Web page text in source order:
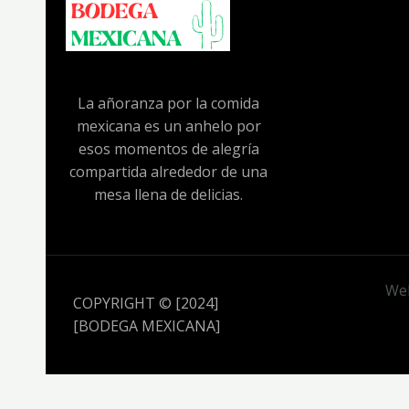
t
o
s
La añoranza por la comida
mexicana es un anhelo por
esos momentos de alegría
compartida alrededor de una
mesa llena de delicias.
COPYRIGHT © [2024]
[BODEGA MEXICANA]